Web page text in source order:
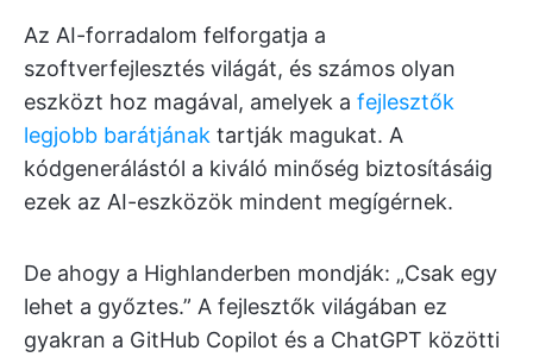
Az AI-forradalom felforgatja a
szoftverfejlesztés világát, és számos olyan
eszközt hoz magával, amelyek a fejlesztők
legjobb barátjának tartják magukat. A
kódgenerálástól a kiváló minőség biztosításáig
ezek az AI-eszközök mindent megígérnek.
De ahogy a Highlanderben mondják: „Csak egy
lehet a győztes.” A fejlesztők világában ez
gyakran a GitHub Copilot és a ChatGPT közötti